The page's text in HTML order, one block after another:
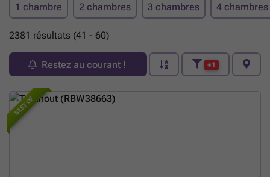
1 chambre 2 chambres 3 chambres 4 chambres
2381 résultats (41 - 60)
Restez au courant ! +1
BEST OF